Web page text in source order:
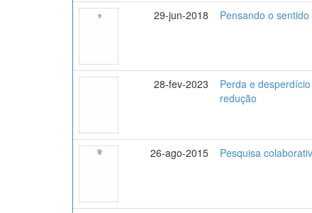
29-jun-2018 Pensando o
28-fev-2023
Perda e
redução
26-ago-2015 Pesquisa